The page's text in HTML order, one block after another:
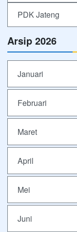
PDK Jateng
Arsip 2026
Januari
Februari
Maret
April
Mei
Juni